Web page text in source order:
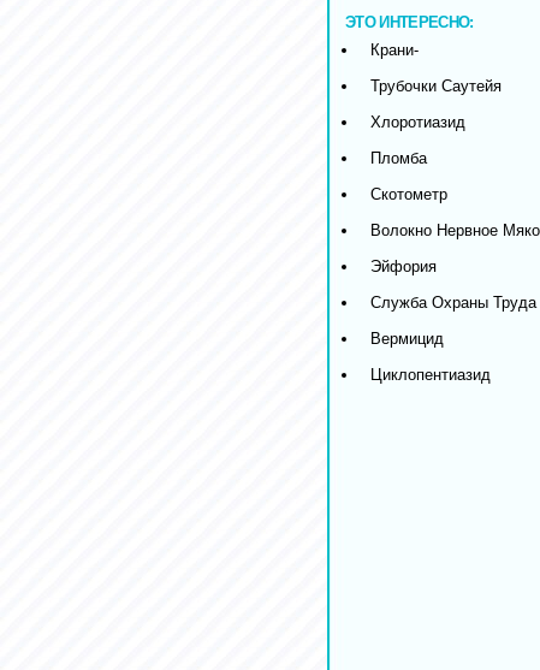
ЭТО ИНТЕРЕСНО:
Крани-
Трубочки Саутейя
Хлоротиазид
Пломба
Скотометр
Волокно Нервное
Эйфория
Служба Охраны Труда
Вермицид
Циклопентиазид